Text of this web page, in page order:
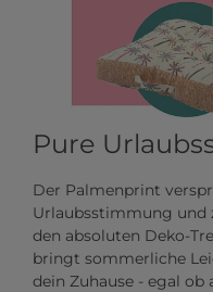
Pure
Der Palmenprint
Urlaubsstimmung und
den absoluten Deko-
bringt sommerliche
dein Zuhause - egal ob